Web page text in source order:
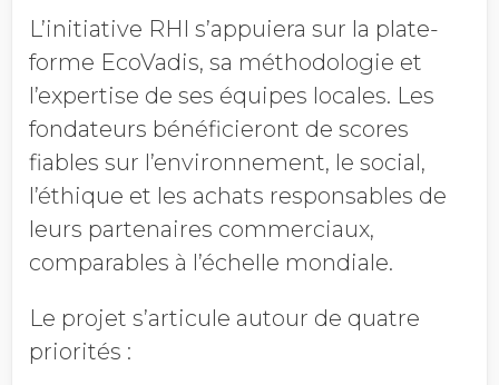
L’initiative RHI s’appuiera sur la plate-
forme EcoVadis, sa méthodologie et
l’expertise de ses équipes locales. Les
fondateurs bénéficieront de scores
fiables sur l’environnement, le social,
l’éthique et les achats responsables de
leurs partenaires commerciaux,
comparables à l’échelle mondiale.
Le projet s’articule autour de quatre
priorités :